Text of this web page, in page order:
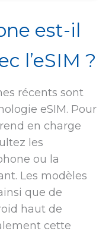
est-il
l’eSIM ?
récents sont
eSIM. Pour
en charge
les
ou la
Les modèles
que de
haut de
cette